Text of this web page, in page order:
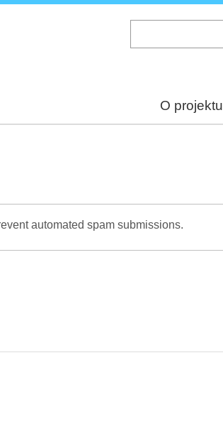
O projektu
automated spam submissions.